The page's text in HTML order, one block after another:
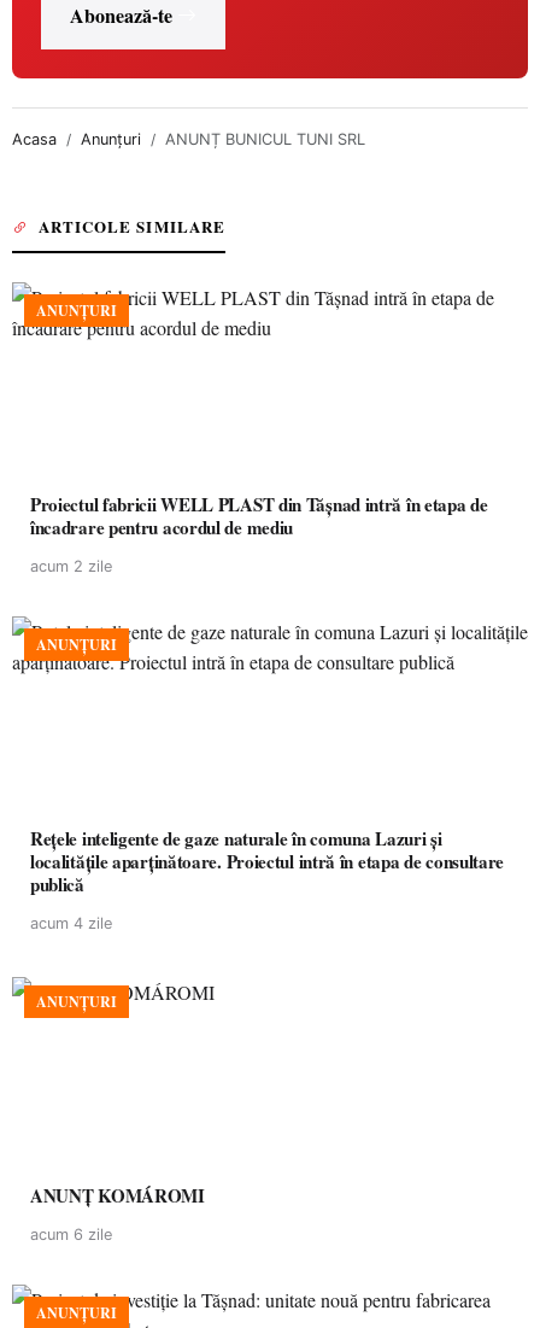
Abonează-te
Acasa Anunțuri ANUNȚ BUNICUL TUNI SRL
ARTICOLE SIMILARE
ANUNȚURI
Proiectul fabricii WELL PLAST din Tășnad intră în etapa de
încadrare pentru acordul de mediu
acum 2 zile
ANUNȚURI
Rețele inteligente de gaze naturale în comuna Lazuri și
localitățile aparținătoare. Proiectul intră în etapa de consultare
publică
acum 4 zile
ANUNȚURI
ANUNȚ KOMÁROMI
acum 6 zile
ANUNȚURI